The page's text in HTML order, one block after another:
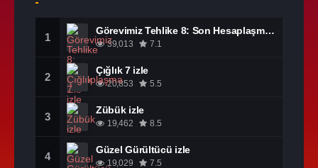
1
Görevimiz Tehlike 8: Son Hesaplaşma izle
39,013 7.1
2
Çığlık 7 izle
20,853 5.5
3
Zübük izle
19,462 8.5
4
Güzel Gürültücü izle
19,029 7.5